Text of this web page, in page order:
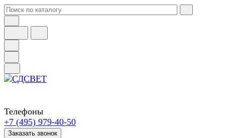
Телефоны
+7 (495) 979-40-50
Заказать звонок